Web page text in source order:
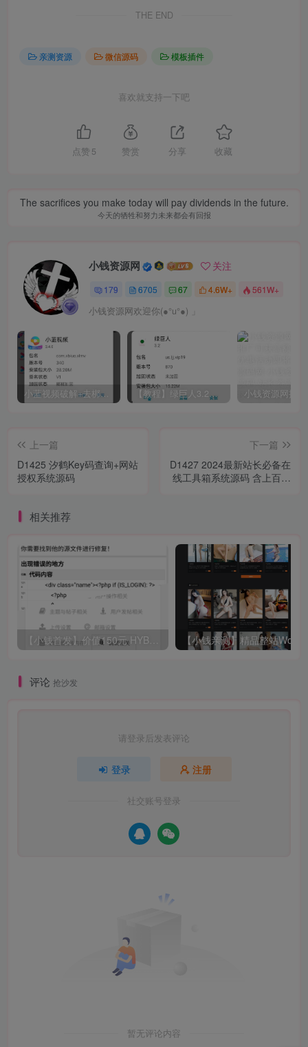
THE END
亲测资源 微信源码 模板插件
喜欢就支持一下吧
点赞 5 赞赏 分享 收藏
The sacrifices you make today will pay dividends in the future.
今天的牺牲和努力未来都会有回报
小钱资源网 关注
179 6705 67 4.6W+ 561W+
小钱资源网欢迎你(●°u°●)​ 」
小蓝视频破解+去梆梆加固教程 【教程】绿巨人3.2破解详细教学
上一篇
D1425 汐鹤Key码查询+网站
授权系统源码
下一篇
D1427 2024最新站长必备在
线工具箱系统源码 含上百款
相关推荐
【小钱首发】价值150元 HYBBS模板大牛窝社区ND_mobile手机模板v2.7.2 免授权
评论 抢沙发
请登录后发表评论
登录 注册
社交账号登录
暂无评论内容